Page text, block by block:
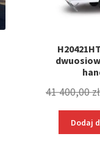
41 400,00zł
Dodaj